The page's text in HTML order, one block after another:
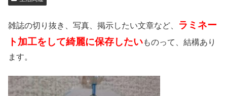
雑誌の切り抜き、写真、掲示したい文章など、
ラミネー
ト加工をして綺麗に保存したいものって、結構あり
ます。